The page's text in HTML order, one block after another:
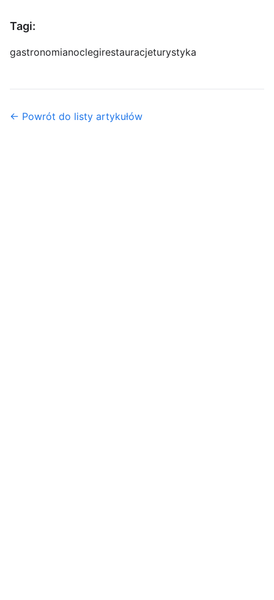
Tagi:
gastronomianoclegirestauracjeturystyka
← Powrót do listy artykułów